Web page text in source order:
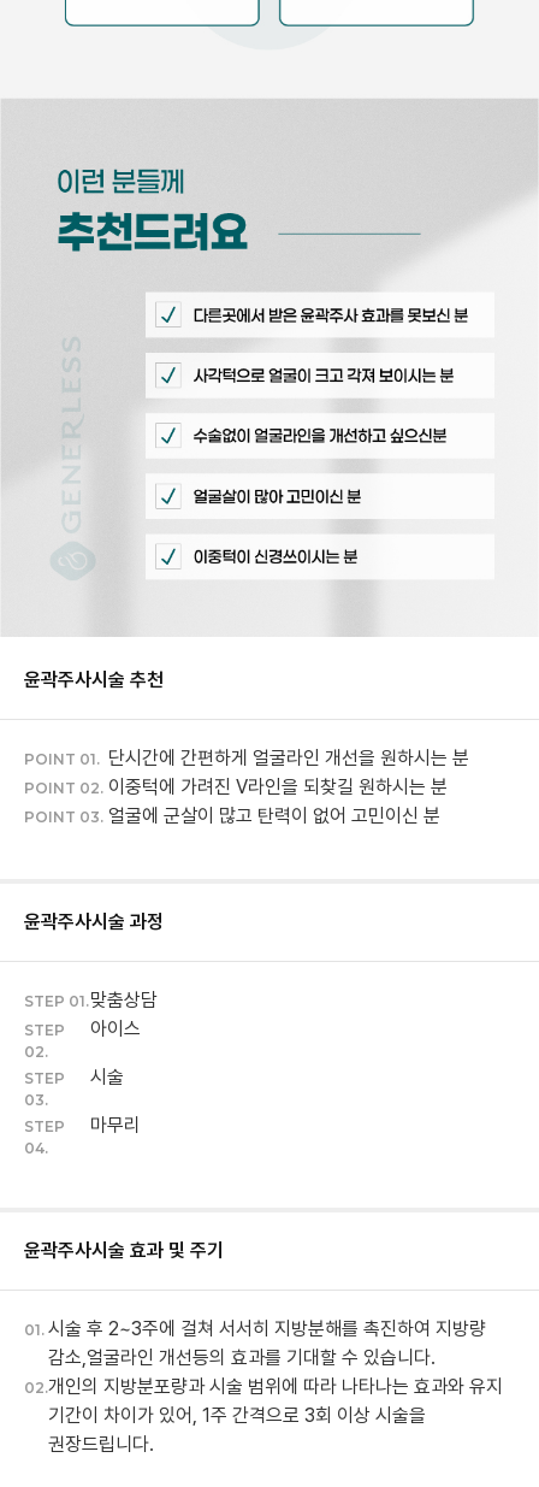
윤곽주사시술 추천
POINT 01. 단시간에 간편하게 얼굴라인 개선을 원하시는 분
POINT 02. 이중턱에 가려진 V라인을 되찾길 원하시는 분
POINT 03. 얼굴에 군살이 많고 탄력이 없어 고민이신 분
윤곽주사시술 과정
STEP 01.맞춤상담
STEP
02.
아이스
STEP
03.
시술
STEP
04.
마무리
윤곽주사시술 효과 및 주기
01. 시술 후 2~3주에 걸쳐 서서히 지방분해를 촉진하여 지방량
감소,얼굴라인 개선등의 효과를 기대할 수 있습니다.
02.개인의 지방분포량과 시술 범위에 따라 나타나는 효과와 유지
기간이 차이가 있어, 1주 간격으로 3회 이상 시술을
권장드립니다.